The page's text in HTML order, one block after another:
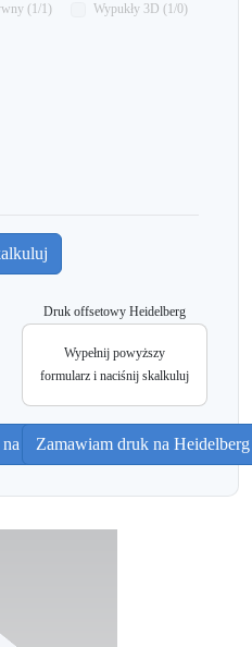
(1/1) Wypukły 3D (1/0)
Druk offsetowy Heidelberg
Wypełnij powyższy
formularz i naciśnij skalkuluj